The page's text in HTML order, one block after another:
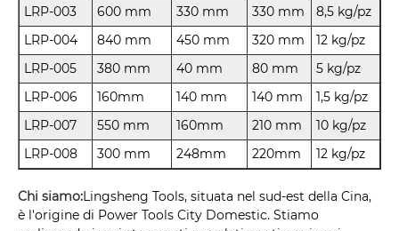
LRP-003
600 mm 330 mm 330 mm
8,5 kg/pz
LRP-004
840 mm 450 mm 320 mm
12 kg/pz
LRP-005
380 mm 40 mm 80 mm
5 kg/pz
LRP-006
160mm 140 mm 140 mm
1,5 kg/pz
LRP-007
550 mm 160mm 210 mm
10 kg/pz
LRP-008
300 mm 248mm 220mm 12 kg/pz
Chi siamo:Lingsheng Tools, situata nel sud-est della Cina,
è l'origine di Power Tools City Domestic. Stiamo